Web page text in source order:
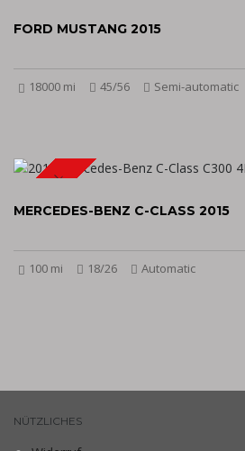
FORD MUSTANG 2015
18000 mi 45/56 Semi-automatic
SPECIAL
MERCEDES-BENZ C-CLASS 2015
100 mi 18/26 Automatic
NÜTZLICHES